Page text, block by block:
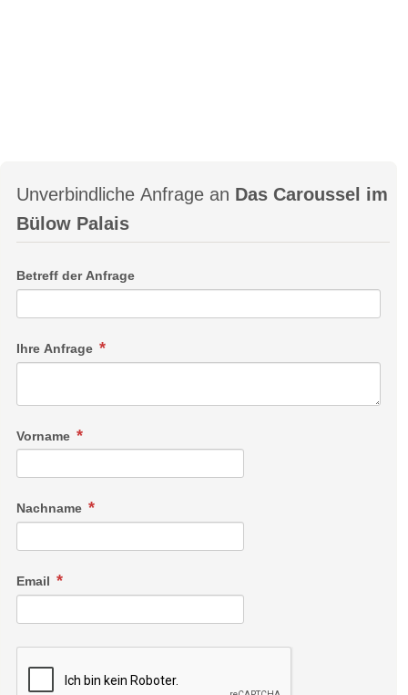
Unverbindliche Anfrage an Das Caroussel im
Bülow Palais
Betreff der Anfrage
Ihre Anfrage
Vorname
Nachname
Email